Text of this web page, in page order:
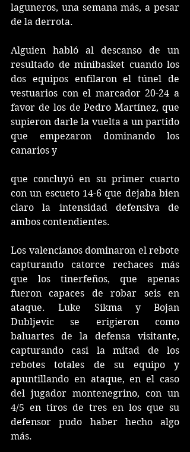
laguneros, una semana más, a pesar
de la derrota.
Alguien habló al descanso de un
resultado de minibasket cuando los
dos equipos enfilaron el túnel de
vestuarios con el marcador 20-24 a
favor de los de Pedro Martínez, que
supieron darle la vuelta a un partido
que empezaron dominando los
canarios y
que concluyó en su primer cuarto
con un escueto 14-6 que dejaba bien
claro la intensidad defensiva de
ambos contendientes.
Los valencianos dominaron el rebote
capturando catorce rechaces más
que los tinerfeños, que apenas
fueron capaces de robar seis en
ataque. Luke Sikma y Bojan
Dubljevic se erigieron como
baluartes de la defensa visitante,
capturando casi la mitad de los
rebotes totales de su equipo y
apuntillando en ataque, en el caso
del jugador montenegrino, con un
4/5 en tiros de tres en los que su
defensor pudo haber hecho algo
más.